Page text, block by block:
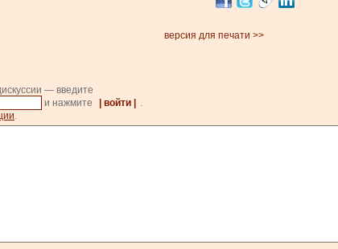
версия для печати >>
— введите
и нажмите | войти |
.
.